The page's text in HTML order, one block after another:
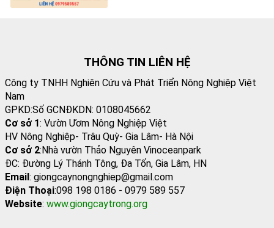
THÔNG TIN LIÊN HỆ
Công ty TNHH Nghiên Cứu và Phát Triển Nông Nghiệp Việt
Nam
GPKD:Số GCNĐKDN: 0108045662
Cơ sở 1: Vườn Ươm Nông Nghiệp Việt
HV Nông Nghiệp- Trâu Quỳ- Gia Lâm- Hà Nội
Cơ sở 2:Nhà vườn Thảo Nguyên Vinoceanpark
ĐC: Đường Lý Thánh Tông, Đa Tốn, Gia Lâm, HN
Email : giongcaynongnghiep@gmail.com
Điện Thoại:098 198 0186 - 0979 589 557
Website: www.giongcaytrong.org